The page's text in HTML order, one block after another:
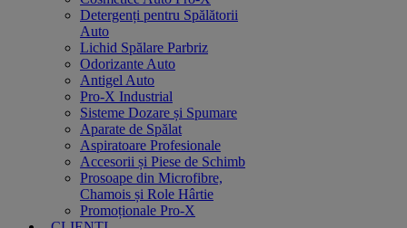
Detergenți pentru Spălătorii
Auto
Lichid Spălare Parbriz
Odorizante Auto
Antigel Auto
Pro-X Industrial
Sisteme Dozare și Spumare
Aparate de Spălat
Aspiratoare Profesionale
Accesorii și Piese de Schimb
Prosoape din Microfibre,
Chamois și Role Hârtie
Promoționale Pro-X